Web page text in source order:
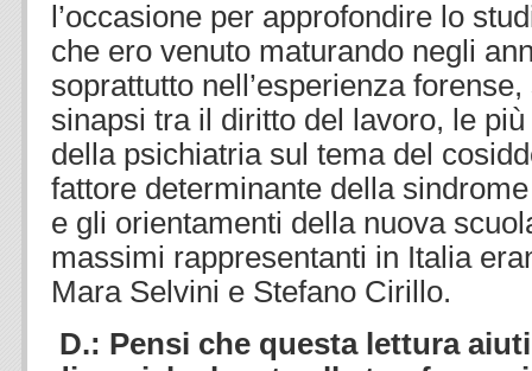
l’occasione per approfondire lo
che ero venuto maturando negli
soprattutto nell’esperienza forense,
sinapsi tra il diritto del lavoro, le
della psichiatria sul tema del
fattore determinante della
e gli orientamenti della nuova
massimi rappresentanti in Italia
Mara Selvini e Stefano Cirillo.
D.: Pensi che questa lettura